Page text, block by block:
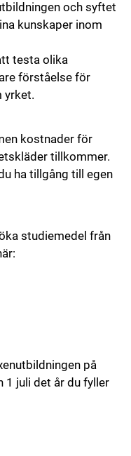
och syftet
kunskaper inom
testa olika
förståelse för
yrket.
kostnader för
tillkommer.
ha tillgång till egen
studiemedel från
på
1 juli det år du fyller